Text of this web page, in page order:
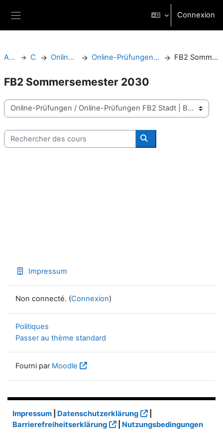
Connexion
Accueil Cours Online-Prüfungen Online-Prüfungen FB2 Stadt | Bau | Kultur FB2 Sommersemester 2030
FB2 Sommersemester 2030
Catégories de cours
Rechercher des cours
Rechercher des cours
Impressum
Non connecté. (Connexion)
Politiques
Passer au thème standard
Fourni par Moodle
Impressum Datenschutzerklärung
Barrierefreiheitserklärung
Nutzungsbedingungen